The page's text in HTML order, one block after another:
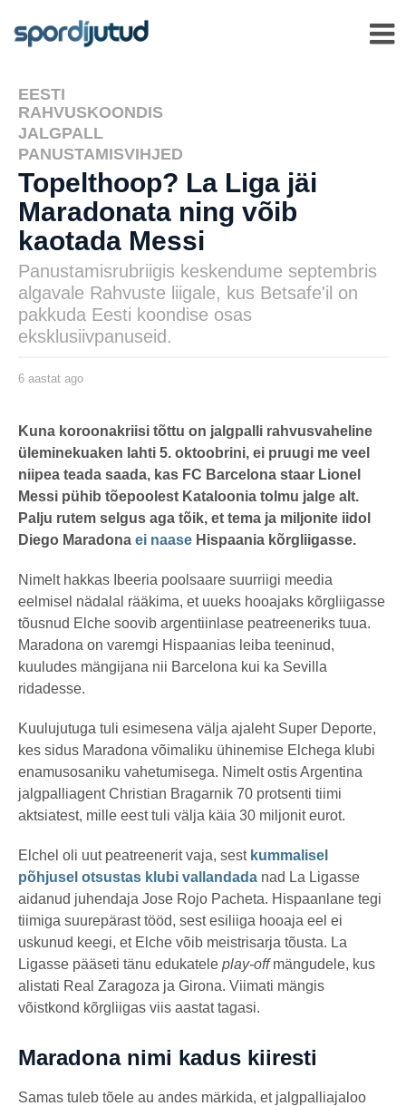
EESTI
RAHVUSKOONDIS
JALGPALL
PANUSTAMISVIHJED
Topelthoop? La Liga jäi
Maradonata ning võib
kaotada Messi
Panustamisrubriigis keskendume septembris
algavale Rahvuste liigale, kus Betsafe'il on
pakkuda Eesti koondise osas
eksklusiivpanuseid.
henryl
6 aastat ago
t
t
g
o
Kuna koroonakriisi tõttu on jalgpalli rahvusvaheline
üleminekuaken lahti 5. oktoobrini, ei pruugi me veel
niipea teada saada, kas FC Barcelona staar Lionel
Messi pühib tõepoolest Kataloonia tolmu jalge alt.
Palju rutem selgus aga tõik, et tema ja miljonite iidol
Diego Maradona ei naase Hispaania kõrgliigasse.
Nimelt hakkas Ibeeria poolsaare suurriigi meedia
eelmisel nädalal rääkima, et uueks hooajaks kõrgliigasse
tõusnud Elche soovib argentiinlase peatreeneriks tuua.
Maradona on varemgi Hispaanias leiba teeninud,
kuuludes mängijana nii Barcelona kui ka Sevilla
ridadesse.
Kuulujutuga tuli esimesena välja ajaleht Super Deporte,
kes sidus Maradona võimaliku ühinemise Elchega klubi
enamusosaniku vahetumisega. Nimelt ostis Argentina
jalgpalliagent Christian Bragarnik 70 protsenti tiimi
aktsiatest, mille eest tuli välja käia 30 miljonit eurot.
Elchel oli uut peatreenerit vaja, sest kummalisel
põhjusel otsustas klubi vallandada nad La Ligasse
aidanud juhendaja Jose Rojo Pacheta. Hispaanlane tegi
tiimiga suurepärast tööd, sest esiliiga hooaja eel ei
uskunud keegi, et Elche võib meistrisarja tõusta. La
Ligasse pääseti tänu edukatele play-offmängudele, kus
alistati Real Zaragoza ja Girona. Viimati mängis
võistkond kõrgliigas viis aastat tagasi.
Maradona nimi kadus kiiresti
Samas tuleb tõele au andes märkida, et jalgpalliajaloo